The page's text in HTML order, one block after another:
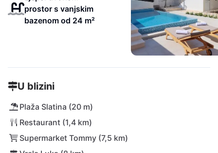
prostor s vanjskim
bazenom od 24 m²
U blizini
Plaža Slatina (20 m)
Restaurant (1,4 km)
Supermarket Tommy (7,5 km)